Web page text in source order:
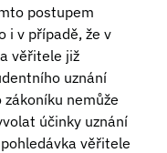
postupem
i v případě, že v
věřitele již
uznání
nemůže
účinky uznání
věřitele